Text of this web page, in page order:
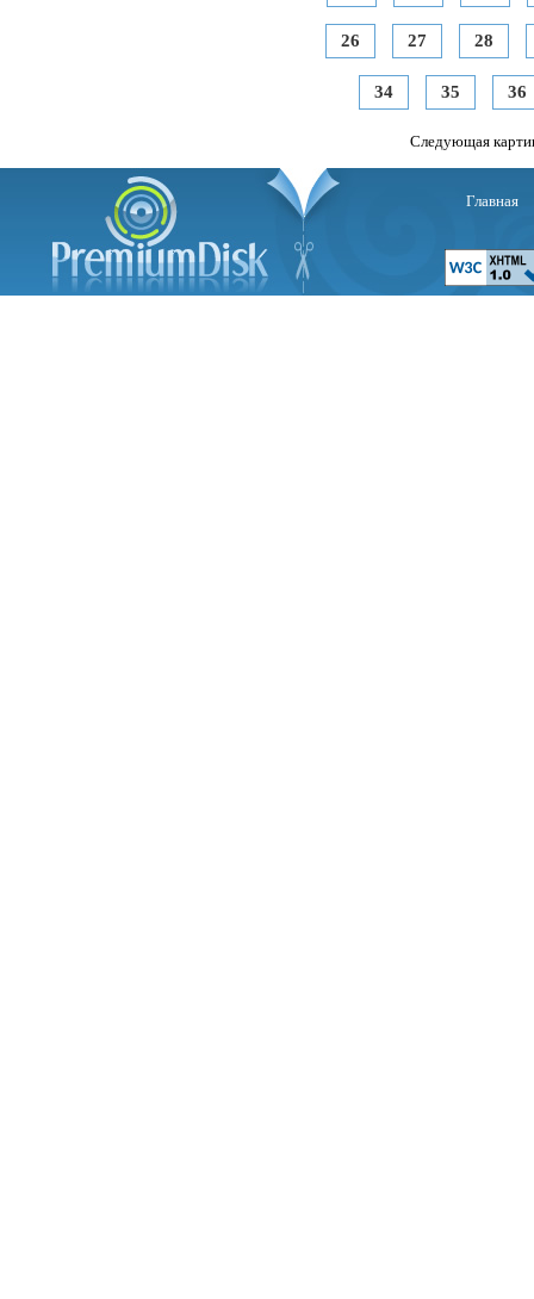
26 27 28
34 35 36
Следующая
Главная